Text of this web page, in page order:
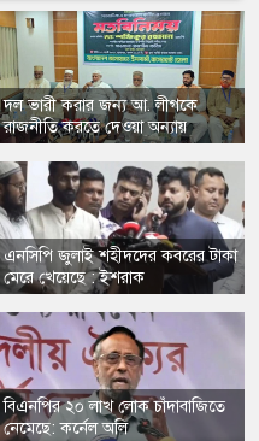
দল ভারী করার জন্য আ. লীগকে
রাজনীতি করতে দেওয়া অন্যায়
এনসিপি জুলাই শহীদদের কবরের টাকা
মেরে খেয়েছে : ইশরাক
​বিএনপির ২০ লাখ লোক চাঁদাবাজিতে
নেমেছে: কর্নেল অলি